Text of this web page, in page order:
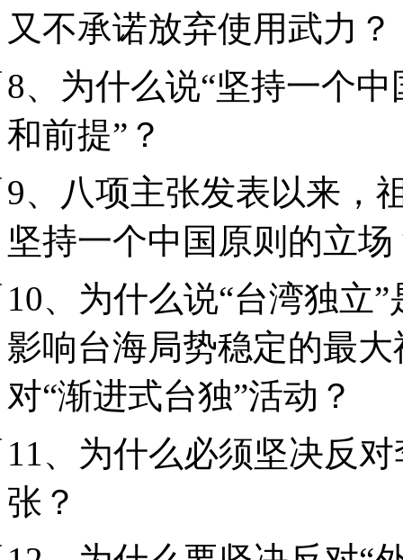
又不承诺放弃使用武力？
8、为什么说“坚持一个
和前提”？
9、八项主张发表以来，
坚持一个中国原则的立场
10、为什么说“台湾独立
影响台海局势稳定的最
对“渐进式台独”活动？
11、为什么必须坚决反
张？